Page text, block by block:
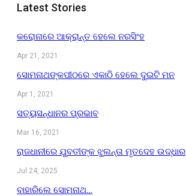
Latest Stories
କରୋନାରେ ଆକ୍ରାନ୍ତ ହେଲେ ନରସିଂହ
Apr 21, 2021
ସୋମନାଥଙ୍କପୀଠରେ ଏକାଠି ହେଲେ ଦୁଇଟି ମନ
Apr 1, 2021
ସତ୍ୟସନ୍ଧାନର ପ୍ରଭାବ
Mar 16, 2021
ରାଜଧାନୀରେ ଯୁବତୀଙ୍କ ଝୁଲନ୍ତା ମୃତଦେହ ଉଦ୍ଧାର
Jul 24, 2025
ବାହାରିଲେ ସୋମନାଥ…